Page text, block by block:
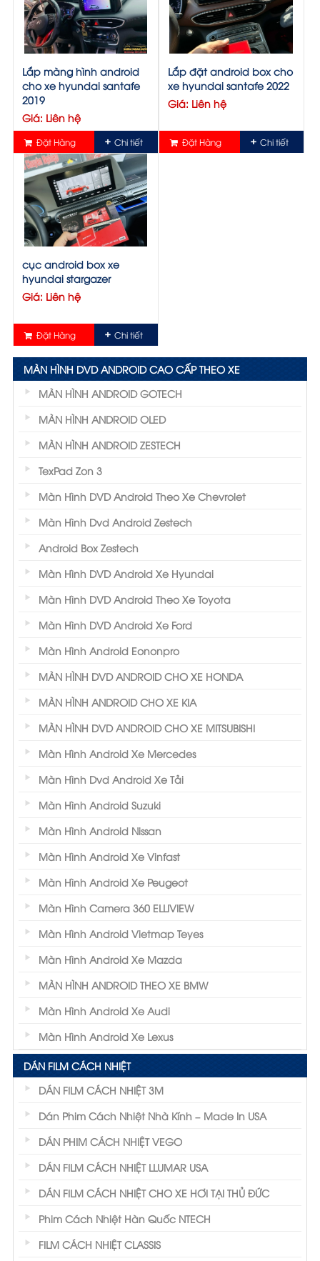
Lắp màng hình android
cho xe hyundai santafe
2019
Giá: Liên hệ
Đặt Hàng Chi tiết
Lắp đặt android box cho
xe hyundai santafe 2022
Giá: Liên hệ
Đặt Hàng Chi tiết
cục android box xe
hyundai stargazer
Giá: Liên hệ
Đặt Hàng Chi tiết
MÀN HÌNH DVD ANDROID CAO CẤP THEO XE
MÀN HÌNH ANDROID GOTECH
MÀN HÌNH ANDROID OLED
MÀN HÌNH ANDROID ZESTECH
TexPad Zon 3
Màn Hình DVD Android Theo Xe Chevrolet
Màn Hình Dvd Android Zestech
Android Box Zestech
Màn Hình DVD Android Xe Hyundai
Màn Hình DVD Android Theo Xe Toyota
Màn Hình DVD Android Xe Ford
Màn Hình Android Eononpro
MÀN HÌNH DVD ANDROID CHO XE HONDA
MÀN HÌNH ANDROID CHO XE KIA
MÀN HÌNH DVD ANDROID CHO XE MITSUBISHI
Màn Hình Android Xe Mercedes
Màn Hình Dvd Android Xe Tải
Màn Hình Android Suzuki
Màn Hình Android Nissan
Màn Hình Android Xe Vinfast
Màn Hình Android Xe Peugeot
Màn Hình Camera 360 ELLIVIEW
Màn Hình Android Vietmap Teyes
Màn Hình Android Xe Mazda
MÀN HÌNH ANDROID THEO XE BMW
Màn Hình Android Xe Audi
Màn Hình Android Xe Lexus
DÁN FILM CÁCH NHIỆT
DÁN FILM CÁCH NHIỆT 3M
Dán Phim Cách Nhiệt Nhà Kính – Made In USA
DÁN PHIM CÁCH NHIỆT VEGO
DÁN FILM CÁCH NHIỆT LLUMAR USA
DÁN FILM CÁCH NHIỆT CHO XE HƠI TẠI THỦ ĐỨC
Phim Cách Nhiệt Hàn Quốc NTECH
FILM CÁCH NHIỆT CLASSIS